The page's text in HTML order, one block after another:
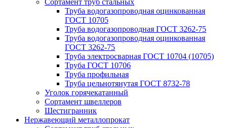
Сортамент труб стальных
Труба водогазопроводная оцинкованная
ГОСТ 10705
Труба водогазопроводная ГОСТ 3262-75
Труба водогазопроводная оцинкованная
ГОСТ 3262-75
Труба электросварная ГОСТ 10704 (10705)
Труба ГОСТ 10706
Труба профильная
Труба цельнотянутая ГОСТ 8732-78
Уголок горячекатанный
Сортамент швеллеров
Шестигранник
Нержавеющий металлопрокат